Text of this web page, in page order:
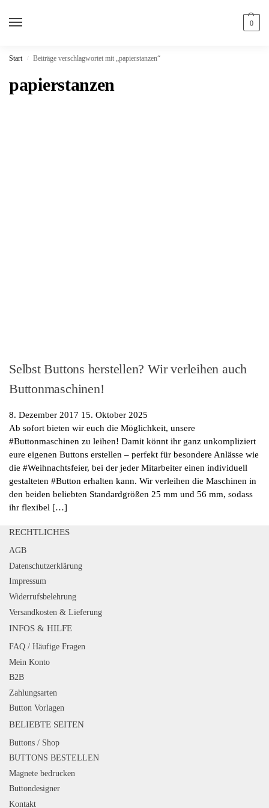
0
Start / Beiträge verschlagwortet mit „papierstanzen“
papierstanzen
Selbst Buttons herstellen? Wir verleihen auch
Buttonmaschinen!
8. Dezember 2017 15. Oktober 2025
Ab sofort bieten wir euch die Möglichkeit, unsere
#Buttonmaschinen zu leihen! Damit könnt ihr ganz unkompliziert
eure eigenen Buttons erstellen – perfekt für besondere Anlässe wie
die #Weihnachtsfeier, bei der jeder Mitarbeiter einen individuell
gestalteten #Button erhalten kann. Wir verleihen die Maschinen in
den beiden beliebten Standardgrößen 25 mm und 56 mm, sodass
ihr flexibel […]
RECHTLICHES
AGB
Datenschutzerklärung
Impressum
Widerrufsbelehrung
Versandkosten & Lieferung
INFOS & HILFE
FAQ / Häufige Fragen
Mein Konto
B2B
Zahlungsarten
Button Vorlagen
BELIEBTE SEITEN
Buttons / Shop
BUTTONS BESTELLEN
Magnete bedrucken
Buttondesigner
Kontakt